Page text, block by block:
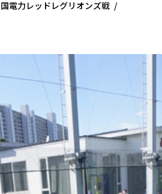
電力レッドレグリオンズ戦